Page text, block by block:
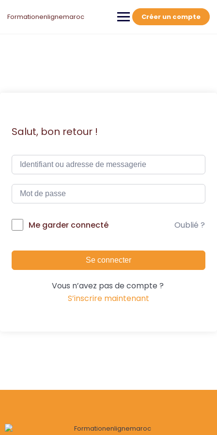
Formationenlignemaroc Créer un compte
Salut, bon retour !
Me garder connecté Oublié ?
Se connecter
Vous n’avez pas de compte ?
S’inscrire maintenant